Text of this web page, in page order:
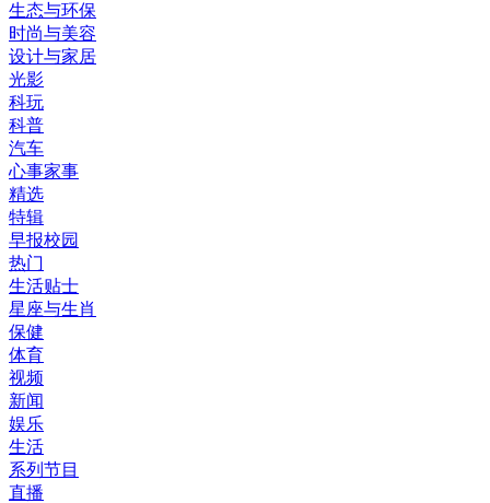
生态与环保
时尚与美容
设计与家居
光影
科玩
科普
汽车
心事家事
精选
特辑
早报校园
热门
生活贴士
星座与生肖
保健
体育
视频
新闻
娱乐
生活
系列节目
直播